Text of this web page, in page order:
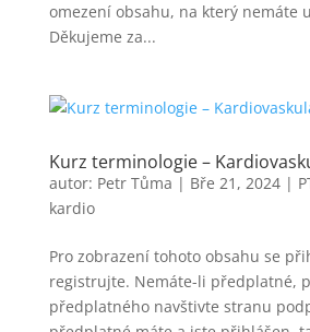
omezení obsahu, na který nemáte
Děkujeme za...
Kurz terminologie –
autor: Petr Tůma | Bře 21, 2024|
kardio
Pro zobrazení tohoto obsahu se
registrujte. Nemáte-li předplatné,
předplatného navštivte stranu